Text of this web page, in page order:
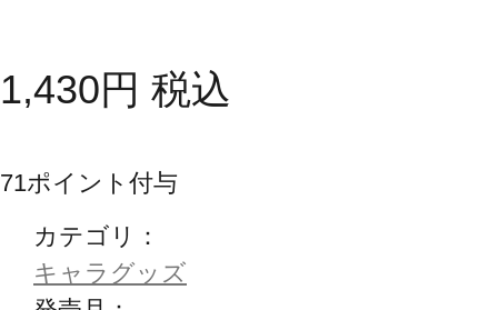
1,430円 税込
71ポイント付与
カテゴリ：
キャラグッズ